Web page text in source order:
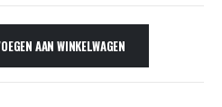
AAN WINKELWAGEN